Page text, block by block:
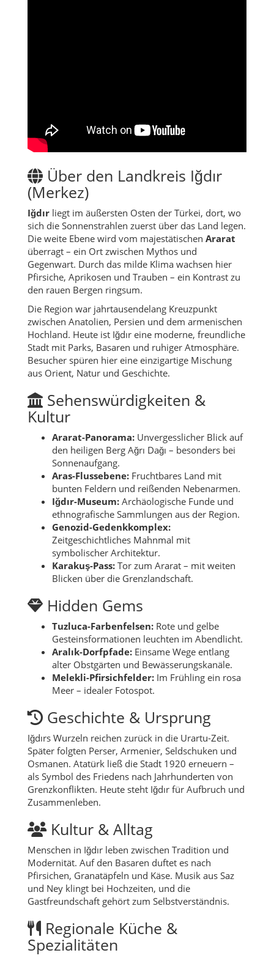
Über den Landkreis Iğdır
(Merkez)
Iğdır liegt im äußersten Osten der Türkei, dort, wo
sich die Sonnenstrahlen zuerst über das Land legen.
Die weite Ebene wird vom majestätischen Ararat
überragt – ein Ort zwischen Mythos und
Gegenwart. Durch das milde Klima wachsen hier
Pfirsiche, Aprikosen und Trauben – ein Kontrast zu
den rauen Bergen ringsum.
Die Region war jahrtausendelang Kreuzpunkt
zwischen Anatolien, Persien und dem armenischen
Hochland. Heute ist Iğdır eine moderne, freundliche
Stadt mit Parks, Basaren und ruhiger Atmosphäre.
Besucher spüren hier eine einzigartige Mischung
aus Orient, Natur und Geschichte.
Sehenswürdigkeiten &
Kultur
Ararat-Panorama: Unvergesslicher Blick auf
den heiligen Berg Ağrı Dağı – besonders bei
Sonnenaufgang.
Aras-Flussebene: Fruchtbares Land mit
bunten Feldern und reißenden Nebenarmen.
Iğdır-Museum: Archäologische Funde und
ethnografische Sammlungen aus der Region.
Genozid-Gedenkkomplex:
Zeitgeschichtliches Mahnmal mit
symbolischer Architektur.
Karakuş-Pass: Tor zum Ararat – mit weiten
Blicken über die Grenzlandschaft.
Hidden Gems
Tuzluca-Farbenfelsen: Rote und gelbe
Gesteinsformationen leuchten im Abendlicht.
Aralık-Dorfpfade: Einsame Wege entlang
alter Obstgärten und Bewässerungskanäle.
Melekli-Pfirsichfelder: Im Frühling ein rosa
Meer – idealer Fotospot.
Geschichte & Ursprung
Iğdırs Wurzeln reichen zurück in die Urartu-Zeit.
Später folgten Perser, Armenier, Seldschuken und
Osmanen. Atatürk ließ die Stadt 1920 erneuern –
als Symbol des Friedens nach Jahrhunderten von
Grenzkonflikten. Heute steht Iğdır für Aufbruch und
Zusammenleben.
Kultur & Alltag
Menschen in Iğdır leben zwischen Tradition und
Modernität. Auf den Basaren duftet es nach
Pfirsichen, Granatäpfeln und Käse. Musik aus Saz
und Ney klingt bei Hochzeiten, und die
Gastfreundschaft gehört zum Selbstverständnis.
Regionale Küche &
Spezialitäten